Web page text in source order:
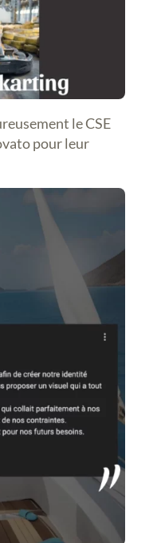
le CSE
pour leur